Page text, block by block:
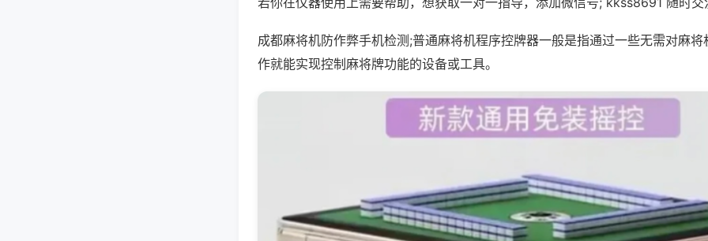
成都麻将机防作弊手机检测;普通麻将机程序控牌器一般是指通过一些无需对麻
作就能实现控制麻将牌功能的设备或工具。